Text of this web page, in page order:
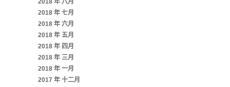
2018 年 八月
2018 年 七月
2018 年 六月
2018 年 五月
2018 年 四月
2018 年 三月
2018 年 一月
2017 年 十二月